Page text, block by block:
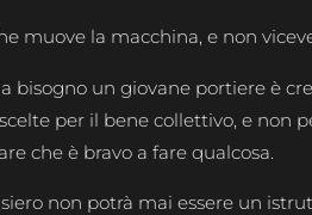
muove la macchina, e non
bisogno un giovane portiere è
per il bene collettivo, e non
che è bravo a fare qualcosa.
non potrà mai essere un